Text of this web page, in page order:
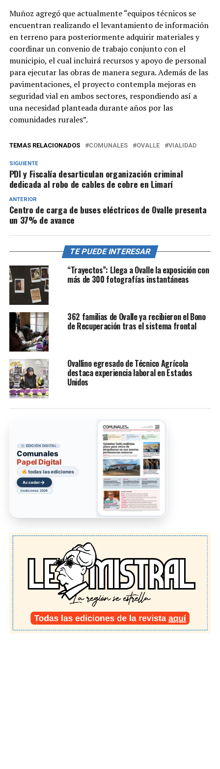
Muñoz agregó que actualmente “equipos técnicos se
encuentran realizando el levantamiento de información
en terreno para posteriormente adquirir materiales y
coordinar un convenio de trabajo conjunto con el
municipio, el cual incluirá recursos y apoyo de personal
para ejecutar las obras de manera segura. Además de las
pavimentaciones, el proyecto contempla mejoras en
seguridad vial en ambos sectores, respondiendo así a
una necesidad planteada durante años por las
comunidades rurales”.
TEMAS RELACIONADOS COMUNALES OVALLE VIALIDAD
SIGUIENTE
PDI y Fiscalía desarticulan organización criminal
dedicada al robo de cables de cobre en Limarí
ANTERIOR
Centro de carga de buses eléctricos de Ovalle presenta
un 37% de avance
TE PUEDE INTERESAR
“Trayectos”: Llega a Ovalle la exposición con
más de 300 fotografías instantáneas
362 familias de Ovalle ya recibieron el Bono
de Recuperación tras el sistema frontal
Ovallino egresado de Técnico Agrícola
destaca experiencia laboral en Estados
Unidos
EDICIÓN DIGITAL
Comunales
Papel Digital
todas las ediciones
Acceder→
ediciones 2026